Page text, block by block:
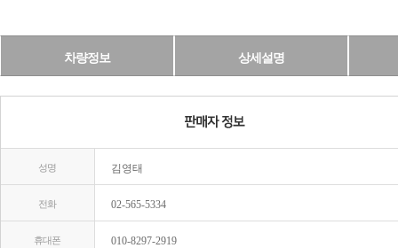
차량정보 상세설명
성명 김영태
전화 02-565-5334
휴대폰 010-8297-2919